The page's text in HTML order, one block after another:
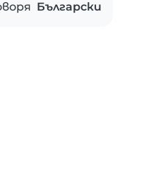
Български